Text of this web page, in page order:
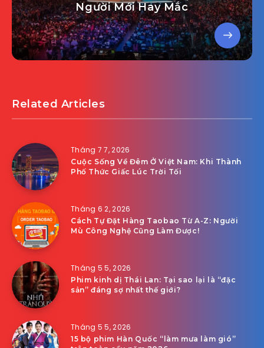
Người Mới Hay Mắc
Related Articles
Tháng 7 7, 2026
Cuộc Sống Về Đêm Ở Việt Nam: Khi Thành
Phố Thức Giấc Lúc Trời Tối
Tháng 6 2, 2026
Cách Tự Đặt Hàng Taobao Từ A-Z: Người
Mù Công Nghệ Cũng Làm Được!
Tháng 5 5, 2026
Phim kinh dị Thái Lan: Tại sao lại là “đặc
sản” đáng sợ nhất thế giới?
Tháng 5 5, 2026
15 bộ phim Hàn Quốc “làm mưa làm gió”